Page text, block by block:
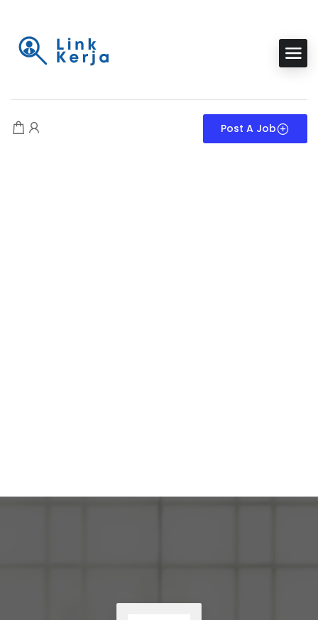
Post A Job